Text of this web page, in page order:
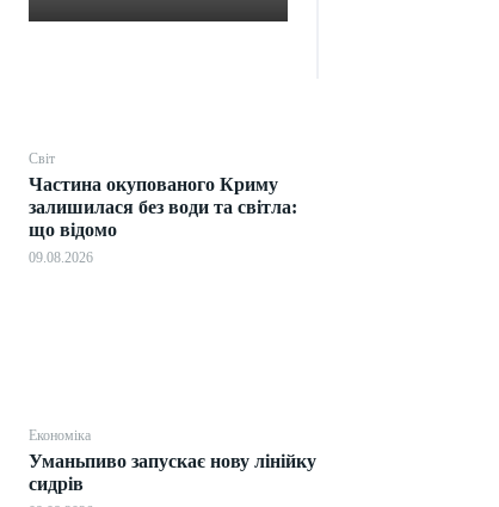
Світ
Частина окупованого Криму
залишилася без води та світла:
що відомо
09.08.2026
Економіка
Уманьпиво запускає нову лінійку
сидрів